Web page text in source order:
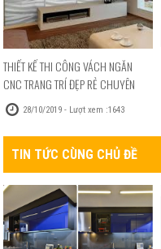
THIẾT KẾ THI CÔNG VÁCH NGĂN
CNC TRANG TRÍ ĐẸP RẺ CHUYÊN
NGHIỆP28/10/2019 - Lượt xem :1643
TIN TỨC CÙNG CHỦ ĐỀ